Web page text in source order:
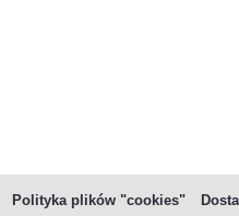
Polityka plików "cookies"